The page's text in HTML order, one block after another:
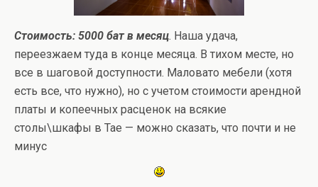
Стоимость: 5000 бат в месяц. Наша удача,
переезжаем туда в конце месяца. В тихом месте, но
все в шаговой доступности. Маловато мебели (хотя
есть все, что нужно), но с учетом стоимости арендной
платы и копеечных расценок на всякие
столы\шкафы в Тае — можно сказать, что почти и не
минус